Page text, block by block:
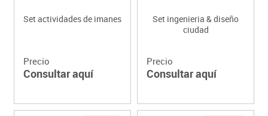
Set actividades de imanes
Precio
Consultar aquí
Set ingenieria & diseño
ciudad
Precio
Consultar aquí